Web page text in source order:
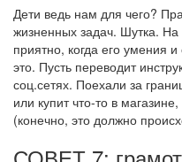
Дети ведь нам для чего?
жизненных задач. Шутка.
приятно, когда его умения
это. Пусть переводит
соц.сетях. Поехали за
или купит что-то в
(конечно, это должно